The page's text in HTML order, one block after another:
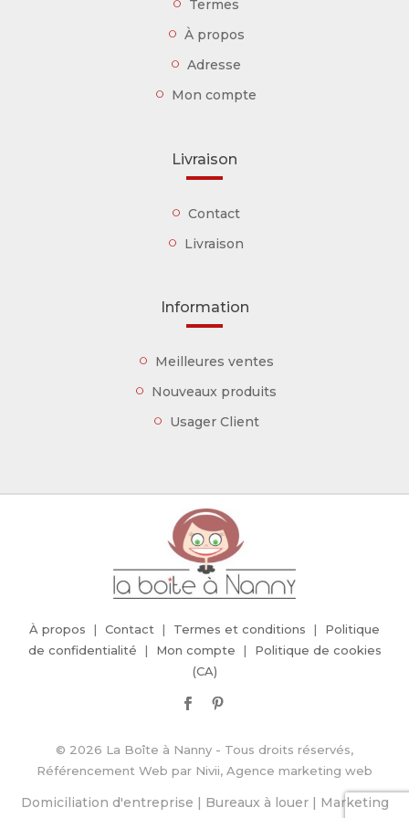
Termes
À propos
Adresse
Mon compte
Livraison
Contact
Livraison
Information
Meilleures ventes
Nouveaux produits
Usager Client
À propos Contact Termes et conditions
Politique
de confidentialité
Mon compte
Politique de cookies
(CA)
© 2026 La Boîte à Nanny - Tous droits réservés,
Référencement Web par Nivii, Agence marketing web
Domiciliation d'entreprise | Bureaux à louer| Marketing